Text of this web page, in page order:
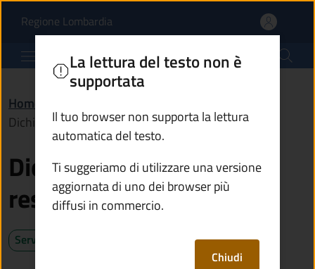
Dichiarare il cambio di
Regione Lombardia(apre in un'altra scheda).
Comune di Breno
Home
Dichiarare il cambio di residenza
Dichiarare il cambio di
residenza
Servizio attivo
La lettura del testo non è
supportata
Il tuo browser non supporta la lettura
automatica del testo.
Ti suggeriamo di utilizzare una versione
aggiornata di uno dei browser più
diffusi in commercio.
Chiudi